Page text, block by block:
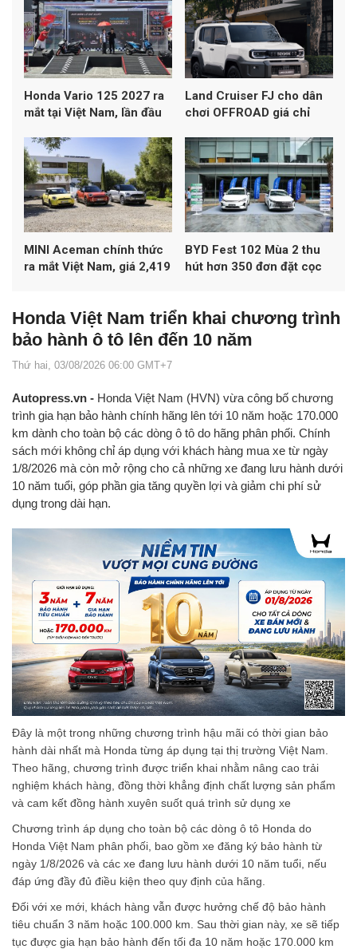
Honda Vario 125 2027 ra
mắt tại Việt Nam, lần đầu
Land Cruiser FJ cho dân
chơi OFFROAD giá chỉ
MINI Aceman chính thức
ra mắt Việt Nam, giá 2,419
BYD Fest 102 Mùa 2 thu
hút hơn 350 đơn đặt cọc
Honda Việt Nam triển khai chương trình
bảo hành ô tô lên đến 10 năm
Thứ hai, 03/08/2026 06:00 GMT+7
Autopress.vn - Honda Việt Nam (HVN) vừa công bố chương
trình gia hạn bảo hành chính hãng lên tới 10 năm hoặc 170.000
km dành cho toàn bộ các dòng ô tô do hãng phân phối. Chính
sách mới không chỉ áp dụng với khách hàng mua xe từ ngày
1/8/2026 mà còn mở rộng cho cả những xe đang lưu hành dưới
10 năm tuổi, góp phần gia tăng quyền lợi và giảm chi phí sử
dụng trong dài hạn.
Đây là một trong những chương trình hậu mãi có thời gian bảo
hành dài nhất mà Honda từng áp dụng tại thị trường Việt Nam.
Theo hãng, chương trình được triển khai nhằm nâng cao trải
nghiệm khách hàng, đồng thời khẳng định chất lượng sản phẩm
và cam kết đồng hành xuyên suốt quá trình sử dụng xe
Chương trình áp dụng cho toàn bộ các dòng ô tô Honda do
Honda Việt Nam phân phối, bao gồm xe đăng ký bảo hành từ
ngày 1/8/2026 và các xe đang lưu hành dưới 10 năm tuổi, nếu
đáp ứng đầy đủ điều kiện theo quy định của hãng.
Đối với xe mới, khách hàng vẫn được hưởng chế độ bảo hành
tiêu chuẩn 3 năm hoặc 100.000 km. Sau thời gian này, xe sẽ tiếp
tục được gia hạn bảo hành đến tối đa 10 năm hoặc 170.000 km